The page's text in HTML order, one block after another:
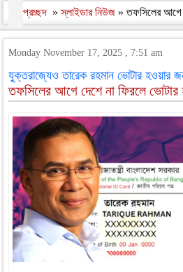
প্রচ্ছদ »স্লাইডার নিউজ » তফসিলের আগে
Monday November 17, 2025 , 7:51 am
যুক্তরাজ্যেও তারেক রহমান ভোটার হওয়ার
তফসিলের আগে দেশে না ফিরলে ভোটার